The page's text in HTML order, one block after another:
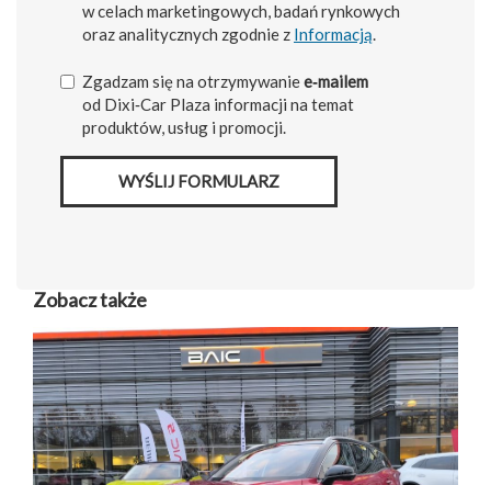
w celach marketingowych, badań rynkowych
oraz analitycznych zgodnie z Informacją.
Zgadzam się na otrzymywaniee‑mailem
od Dixi‑Car Plaza informacji na temat
produktów, usług i promocji.
WYŚLIJ FORMULARZ
Zobacz także